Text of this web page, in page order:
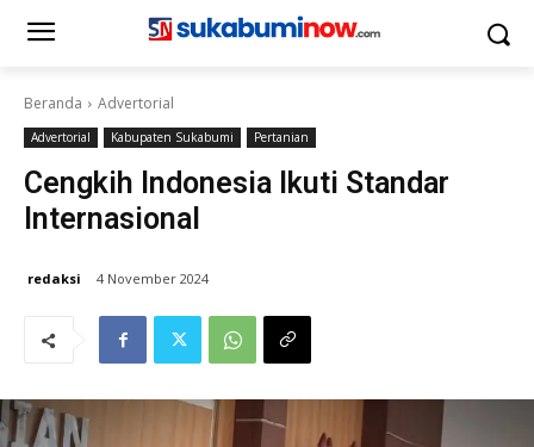
Beranda Advertorial
Advertorial Kabupaten Sukabumi Pertanian
Cengkih Indonesia Ikuti Standar
Internasional
redaksi 4 November 2024